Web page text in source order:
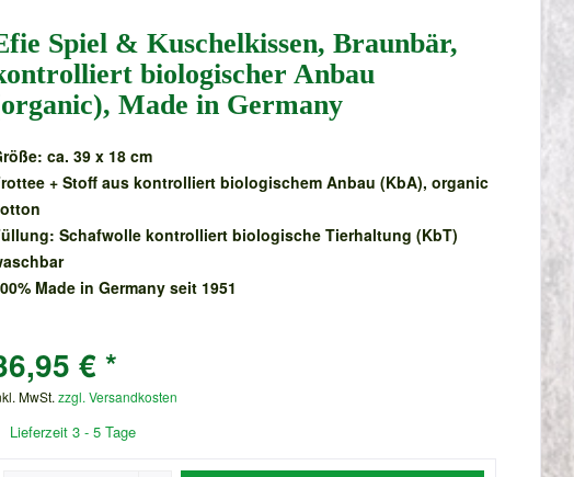
Spiel & Kuschelkissen, Braunbär,
biologischer Anbau
Made in Germany
ca. 39 x 18 cm
+ Stoff aus kontrolliert biologischem Anbau (KbA), organic
Schafwolle kontrolliert biologische Tierhaltung (KbT)
Made in Germany seit 1951
€ *
MwSt. zzgl. Versandkosten
Lieferzeit 3 - 5 Tage